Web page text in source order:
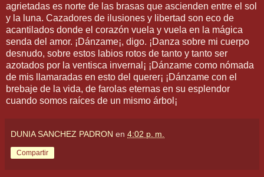
agrietadas es norte de las brasas que ascienden entre el sol
y la luna. Cazadores de ilusiones y libertad son eco de
acantilados donde el corazón vuela y vuela en la mágica
senda del amor. ¡Dánzame¡, digo. ¡Danza sobre mi cuerpo
desnudo, sobre estos labios rotos de tanto y tanto ser
azotados por la ventisca invernal¡ ¡Dánzame como nómada
de mis llamaradas en esto del querer¡ ¡Dánzame con el
brebaje de la vida, de farolas eternas en su esplendor
cuando somos raíces de un mismo árbol¡
DUNIA SANCHEZ PADRON en 4:02 p. m.
Compartir